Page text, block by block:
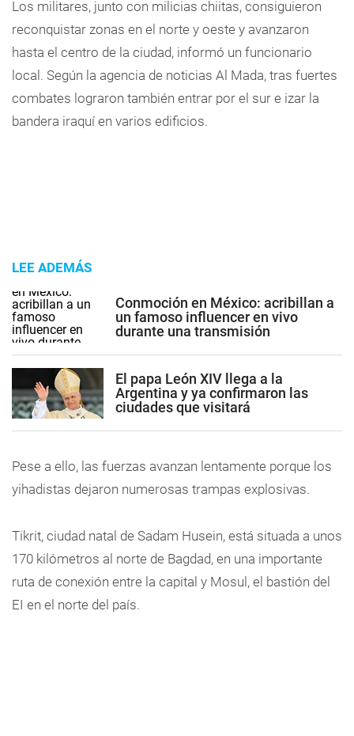
Los militares, junto con milicias chiitas, consiguieron
reconquistar zonas en el norte y oeste y avanzaron
hasta el centro de la ciudad, informó un funcionario
local. Según la agencia de noticias Al Mada, tras fuertes
combates lograron también entrar por el sur e izar la
bandera iraquí en varios edificios.
LEE ADEMÁS
Conmoción en México: acribillan a
un famoso influencer en vivo
durante una transmisión
El papa León XIV llega a la
Argentina y ya confirmaron las
ciudades que visitará
Pese a ello, las fuerzas avanzan lentamente porque los
yihadistas dejaron numerosas trampas explosivas.
Tikrit, ciudad natal de Sadam Husein, está situada a unos
170 kilómetros al norte de Bagdad, en una importante
ruta de conexión entre la capital y Mosul, el bastión del
EI en el norte del país.